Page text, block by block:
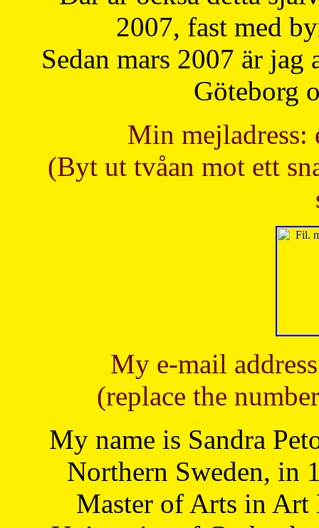
2007, fast med
Sedan mars 2007 är
Göteborg
Min mejladress:
(Byt ut tvåan mot ett
My e-mail
(replace the
My name is Sandra
Northern Sweden, in
Master of Arts in Art